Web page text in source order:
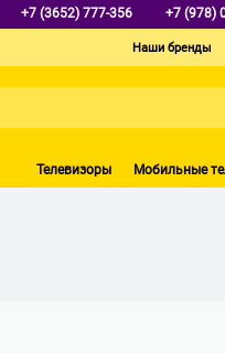
+7 (3652) 777-356 +7 (978)
Наши бренды
Телевизоры Мобильные